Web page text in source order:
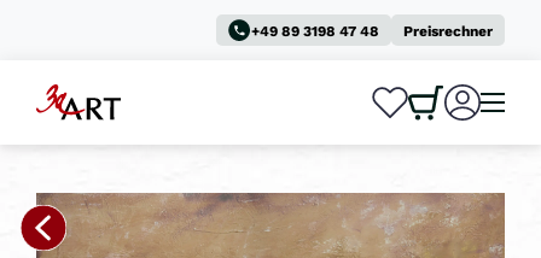
+49 89 3198 47 48 Preisrechner
0